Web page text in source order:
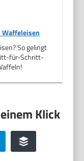
So gelingt
für-Schritt-
Buffer